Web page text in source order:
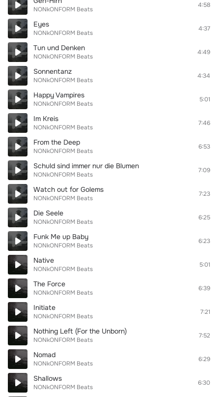
NONkONFORM Beats
4:58
Eyes
NONkONFORM Beats
4:37
Tun und Denken
NONkONFORM Beats
4:49
Sonnentanz
NONkONFORM Beats
4:34
Happy Vampires
NONkONFORM Beats
5:01
Im Kreis
NONkONFORM Beats
7:46
From the Deep
NONkONFORM Beats
6:53
Schuld sind immer nur die Blumen
NONkONFORM Beats
7:09
Watch out for Golems
NONkONFORM Beats
7:23
Die Seele
NONkONFORM Beats
6:25
Funk Me up Baby
NONkONFORM Beats
6:23
Native
NONkONFORM Beats
5:01
The Force
NONkONFORM Beats
6:39
Initiate
NONkONFORM Beats
7:21
Nothing Left (For the Unborn)
NONkONFORM Beats
7:52
Nomad
NONkONFORM Beats
6:29
Shallows
NONkONFORM Beats
6:30